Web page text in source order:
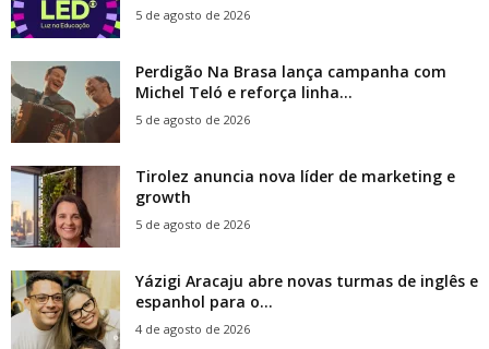
5 de agosto de 2026
Perdigão Na Brasa lança campanha com
Michel Teló e reforça linha...
5 de agosto de 2026
Tirolez anuncia nova líder de marketing e
growth
5 de agosto de 2026
Yázigi Aracaju abre novas turmas de inglês e
espanhol para o...
4 de agosto de 2026